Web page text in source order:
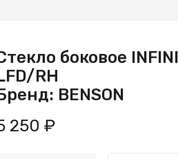
боковое
RH
BENSON
250 ₽